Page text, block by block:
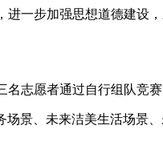
一步加强思想道德建设
志愿者通过自行组队竞赛
场景、未来洁美生活场景